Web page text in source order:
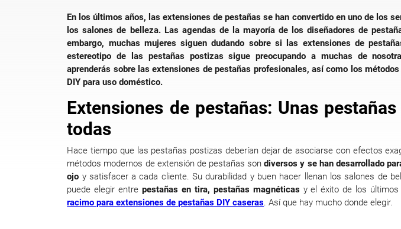
En los últimos años, las extensiones de pestañas se han convertido en uno de los
los salones de belleza. Las agendas de la mayoría de los diseñadores de
embargo, muchas mujeres siguen dudando sobre si las extensiones de
estereotipo de las pestañas postizas sigue preocupando a muchas de
aprenderás sobre las extensiones de pestañas profesionales, así como los
DIY para uso doméstico.
Extensiones de pestañas: Unas
todas
Hace tiempo que las pestañas postizas deberían dejar de asociarse con efectos
métodos modernos de extensión de pestañas sondiversos y se han desarrollado
ojo y satisfacer a cada cliente. Su durabilidad y buen hacer llenan los salones de
puede elegir entre pestañas en tira, pestañas magnéticasy el éxito de los últimos
racimo para extensiones de pestañas DIY caseras. Así que hay mucho donde elegir.